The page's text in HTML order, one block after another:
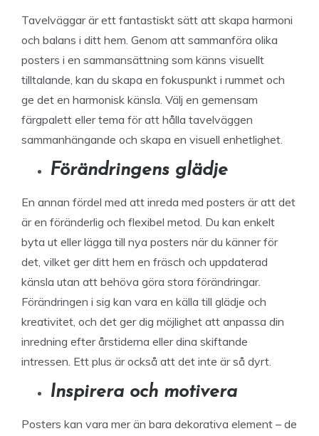
Tavelväggar är ett fantastiskt sätt att skapa harmoni
och balans i ditt hem. Genom att sammanföra olika
posters i en sammansättning som känns visuellt
tilltalande, kan du skapa en fokuspunkt i rummet och
ge det en harmonisk känsla. Välj en gemensam
färgpalett eller tema för att hålla tavelväggen
sammanhängande och skapa en visuell enhetlighet.
Förändringens glädje
En annan fördel med att inreda med posters är att det
är en föränderlig och flexibel metod. Du kan enkelt
byta ut eller lägga till nya posters när du känner för
det, vilket ger ditt hem en fräsch och uppdaterad
känsla utan att behöva göra stora förändringar.
Förändringen i sig kan vara en källa till glädje och
kreativitet, och det ger dig möjlighet att anpassa din
inredning efter årstiderna eller dina skiftande
intressen. Ett plus är också att det inte är så dyrt.
Inspirera och motivera
Posters kan vara mer än bara dekorativa element – de